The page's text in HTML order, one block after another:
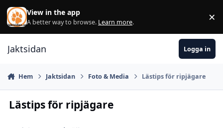
Hoppa till innehåll
View in the app
A better way to browse. Learn more. ×
Jaktsidan Logga in
Hem Jaktsidan Foto & Media Lästips för ripjägare
Lästips för ripjägare